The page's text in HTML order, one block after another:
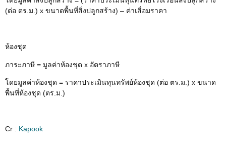
(ต่อ ตร.ม.) x ขนาดพื้นที่สิ่งปลูกสร้าง) – ค่าเสื่อมราคา
ห้องชุด
ภาระภาษี = มูลค่าห้องชุด x อัตราภาษี
โดยมูลค่าห้องชุด = ราคาประเมินทุนทรัพย์ห้องชุด (ต่อ ตร.ม.) x ขนาด
พื้นที่ห้องชุด (ตร.ม.)
Cr : Kapook